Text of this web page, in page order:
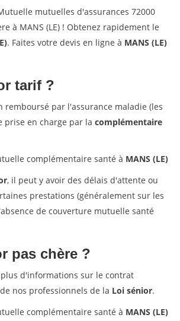
mutuelles d'assurances 72000
à MANS (LE) ! Obtenez rapidement le
. Faites votre devis en ligne à MANS (LE)
tarif ?
remboursé par l'assurance maladie (les
prise en charge par la complémentaire
complémentaire santé à MANS (LE)
, il peut y avoir des délais d'attente ou
prestations (généralement sur les
de couverture mutuelle santé
pas chère ?
plus d'informations sur le contrat
nos professionnels de la Loi sénior.
complémentaire santé à MANS (LE)